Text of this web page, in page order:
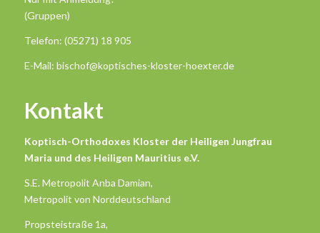
(Gruppen)
Telefon: (05271) 18 905
E-Mail: bischof@koptisches-kloster-hoexter.de
Kontakt
Koptisch-Orthodoxes Kloster der Heiligen Jungfrau
Maria und des Heiligen Mauritius e.V.
S.E. Metropolit Anba Damian,
Metropolit von Norddeutschland
Propsteistraße 1a,